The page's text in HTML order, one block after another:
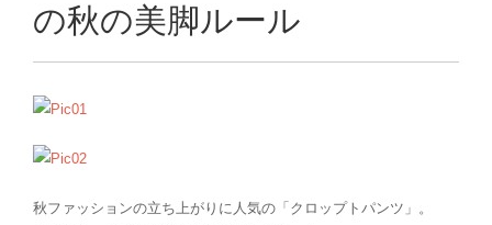
の秋の美脚ルール
秋ファッションの立ち上がりに人気の「クロップトパンツ」。